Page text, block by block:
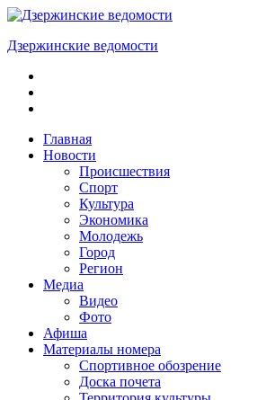
Skip
content
Дзержинские ведомости
ОБЩЕСТВЕННО-
ПОЛИТИЧЕСКАЯ
ГАЗЕТАГлавная
Новости
Происшествия
Спорт
Культура
Экономика
Молодежь
Город
Регион
Медиа
Видео
Фото
Афиша
Материалы номера
Спортивное обозрение
Доска почета